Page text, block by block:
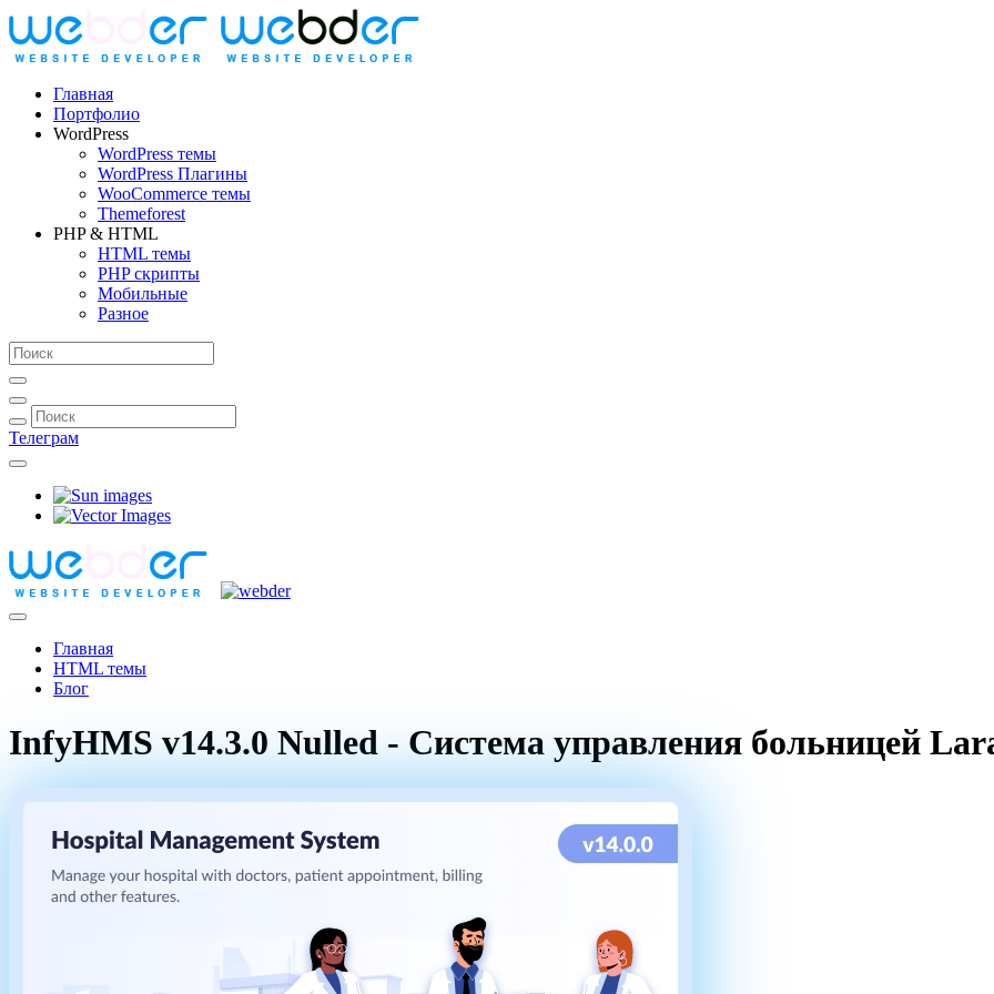
Главная
Портфолио
WordPress
WordPress темы
WordPress Плагины
WooCommerce темы
Themeforest
PHP & HTML
HTML темы
PHP скрипты
Мобильные
Разное
Телеграм
Главная
HTML темы
Блог
InfyHMS v14.3.0 Nulled - Система управления больницей